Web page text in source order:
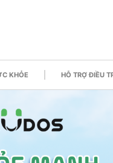
KHỎE HỖ TRỢ ĐIỀU